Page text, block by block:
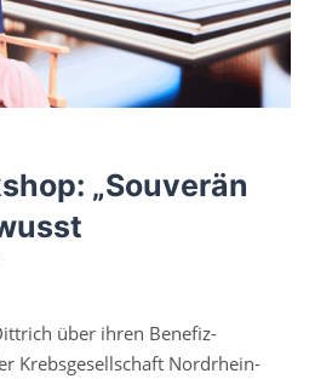
„Souverän
über ihren Benefiz-
Krebsgesellschaft Nordrhein-